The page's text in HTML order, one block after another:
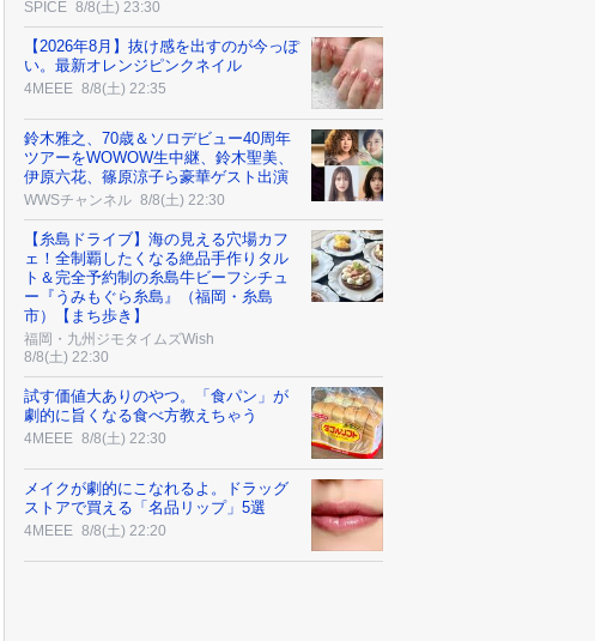
SPICE 8/8(土) 23:30
【2026年8月】抜け感を出すのが今っぽ
い。最新オレンジピンクネイル
4MEEE 8/8(土) 22:35
鈴木雅之、70歳＆ソロデビュー40周年
ツアーをWOWOW生中継、鈴木聖美、
伊原六花、篠原涼子ら豪華ゲスト出演
WWSチャンネル 8/8(土) 22:30
【糸島ドライブ】海の見える穴場カフ
ェ！全制覇したくなる絶品手作りタル
ト＆完全予約制の糸島牛ビーフシチュ
ー『うみもぐら糸島』（福岡・糸島
市）【まち歩き】
福岡・九州ジモタイムズWish
8/8(土) 22:30
試す価値大ありのやつ。「食パン」が
劇的に旨くなる食べ方教えちゃう
4MEEE 8/8(土) 22:30
メイクが劇的にこなれるよ。ドラッグ
ストアで買える「名品リップ」5選
4MEEE 8/8(土) 22:20